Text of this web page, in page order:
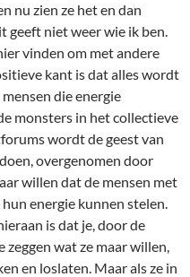
nu zien ze het en dan
geeft niet weer wie ik ben.
vinden om met andere
kant is dat alles wordt
die energie
monsters in het collectieve
wordt de geest van
overgenomen door
willen dat de mensen met
energie kunnen stelen.
is dat je, door de
zeggen wat ze maar willen,
en loslaten. Maar als ze in